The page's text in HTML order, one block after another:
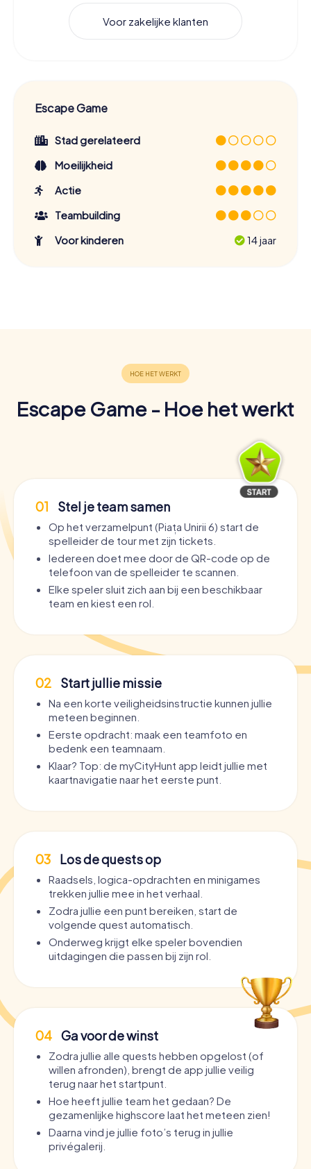
Voor zakelijke klanten
Escape Game
Stad gerelateerd
Moeilijkheid
Actie
Teambuilding
Voor kinderen
14 jaar
Escape Game - Hoe het werkt
01 Stel je team samen
Op het verzamelpunt (Piața Unirii 6) start de
spelleider de tour met zijn tickets.
Iedereen doet mee door de QR-code op de
telefoon van de spelleider te scannen.
Elke speler sluit zich aan bij een beschikbaar
team en kiest een rol.
02 Start jullie missie
Na een korte veiligheidsinstructie kunnen jullie
meteen beginnen.
Eerste opdracht: maak een teamfoto en
bedenk een teamnaam.
Klaar? Top: de myCityHunt app leidt jullie met
kaartnavigatie naar het eerste punt.
03 Los de quests op
Raadsels, logica-opdrachten en minigames
trekken jullie mee in het verhaal.
Zodra jullie een punt bereiken, start de
volgende quest automatisch.
Onderweg krijgt elke speler bovendien
uitdagingen die passen bij zijn rol.
04 Ga voor de winst
Zodra jullie alle quests hebben opgelost (of
willen afronden), brengt de app jullie veilig
terug naar het startpunt.
Hoe heeft jullie team het gedaan? De
gezamenlijke highscore laat het meteen zien!
Daarna vind je jullie foto’s terug in jullie
privégalerij.